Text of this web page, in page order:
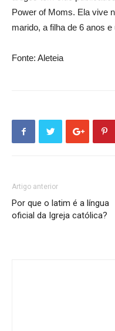
Power of Moms. Ela vive
marido, a filha de 6 anos
Fonte: Aleteia
Artigo anterior
Por que o latim é a língua
oficial da Igreja católica?